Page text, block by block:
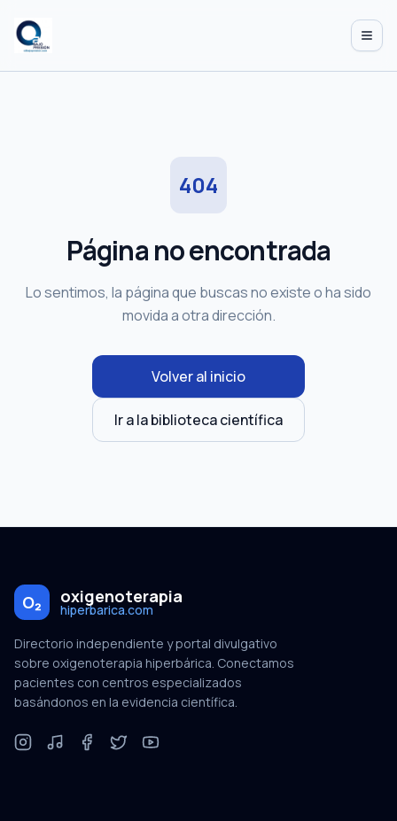
Abrir
404
Página no encontrada
Lo sentimos, la página que buscas no existe o ha sido
movida a otra dirección.
Volver al inicio
Ir a la biblioteca científica
O₂ oxigenoterapia
hiperbarica.com
Directorio independiente y portal divulgativo
sobre oxigenoterapia hiperbárica. Conectamos
pacientes con centros especializados
basándonos en la evidencia científica.